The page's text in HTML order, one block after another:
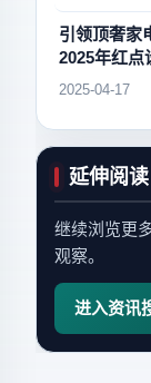
引领顶奢家
2025年红点
2025-04-17
延伸阅读
继续浏览更
观察。
进入资讯